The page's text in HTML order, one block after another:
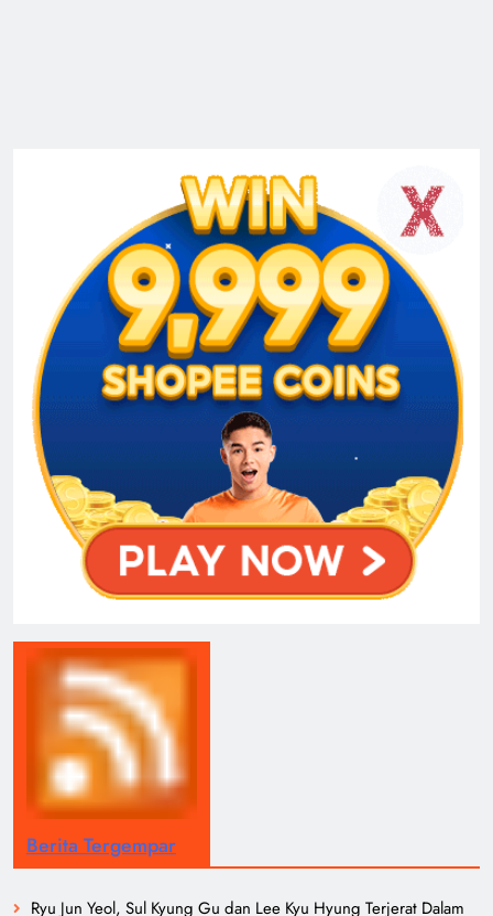
Berita Tergempar
Ryu Jun Yeol, Sul Kyung Gu dan Lee Kyu Hyung Terjerat Dalam